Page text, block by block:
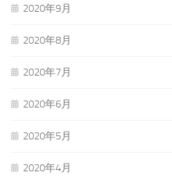
2020年9月
2020年8月
2020年7月
2020年6月
2020年5月
2020年4月